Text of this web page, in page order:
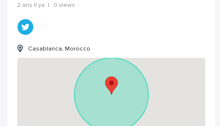
2 ans Il ya | 0 views
Casablanca, Morocco